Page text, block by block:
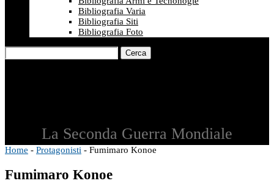
Bibliografia Varia
Bibliografia Siti
Bibliografia Foto
Cerca
La Seconda Guerra Mondiale
Home - Protagonisti - Fumimaro Konoe
Fumimaro Konoe